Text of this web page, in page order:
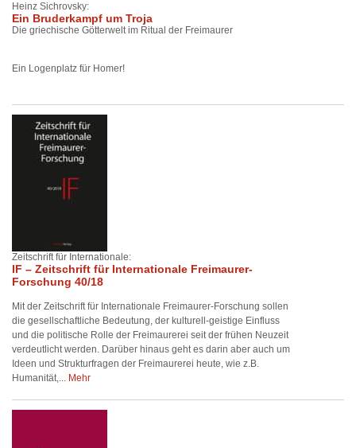
Heinz Sichrovsky:
Ein Bruderkampf um Troja
Die griechische Götterwelt im Ritual der Freimaurer
Ein Logenplatz für Homer!
Zeitschrift für Internationale:
IF – Zeitschrift für Internationale Freimaurer-
Forschung 40/18
Mit der Zeitschrift für Internationale Freimaurer-Forschung sollen
die gesellschaftliche Bedeutung, der kulturell-geistige Einfluss
und die politische Rolle der Freimaurerei seit der frühen Neuzeit
verdeutlicht werden. Darüber hinaus geht es darin aber auch um
Ideen und Strukturfragen der Freimaurerei heute, wie z.B.
Humanität,... Mehr